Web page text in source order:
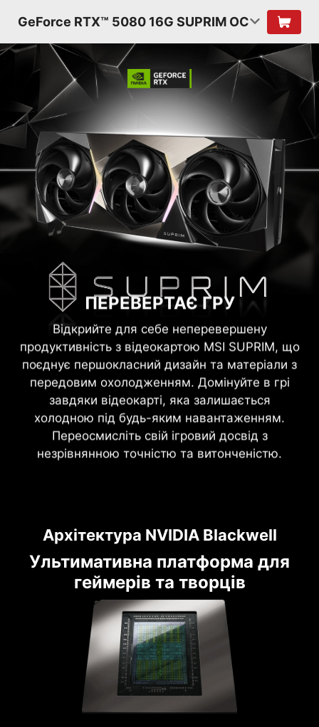
GeForce RTX™ 5080 16G SUPRIM OC
ПЕРЕВЕРТАЄ ГРУ
Відкрийте для себе неперевершену
продуктивність з відеокартою MSI SUPRIM, що
поєднує першокласний дизайн та матеріали з
передовим охолодженням. Домінуйте в грі
завдяки відеокарті, яка залишається
холодною під будь-яким навантаженням.
Переосмисліть свій ігровий досвід з
незрівнянною точністю та витонченістю.
Архітектура NVIDIA Blackwell
Ультимативна платформа для
геймерів та творців